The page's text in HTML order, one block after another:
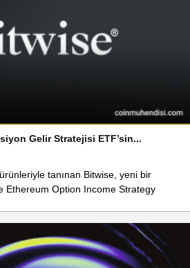
Gelir Stratejisi ETF’sin...
tanınan Bitwise, yeni bir
Ethereum Option Income Strategy